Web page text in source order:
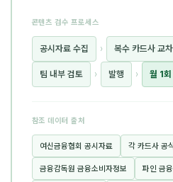
콘텐츠 검수 프로세스
공시자료 수집 › 복수 카드사 교
팀 내부 검토 › 발행 › 월 1
참조 데이터 출처
여신금융협회 공시자료 각 카드사 공
금융감독원 금융소비자정보 파인 금